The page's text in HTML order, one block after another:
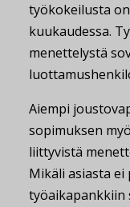
työkokeilusta
kuukaudessa.
menettelystä
Aiempi
sopimuksen
liittyvistä
Mikäli asiasta ei
työaikapankkiin